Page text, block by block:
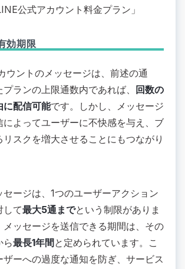
公式アカウント料金プラン」
効期限
ウントのメッセージは、前述の通
ランの上限通数内であれば、
回数の
に配信可能です。しかし、メッセージ
によってユーザーに不快感を与え、ブ
リスクを増大させることにもつながり
ージは、1つのユーザーアクション
して最大5通までという制限がありま
メッセージを送信できる期間は、その
ら最長1年間 と定められています。こ
ザーへの過度な通知を防ぎ、サービス